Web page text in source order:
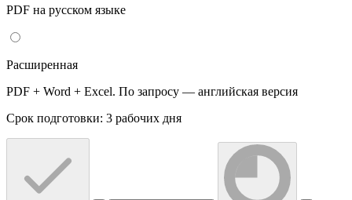
PDF на русском языке
Расширенная
PDF + Word + Excel. По запросу — английская версия
Срок подготовки: 3 рабочих дня